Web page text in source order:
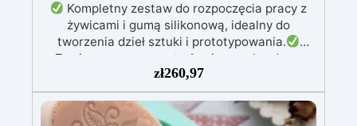
Kompletny zestaw do rozpoczęcia pracy z
żywicami i gumą silikonową, idealny do
tworzenia dzieł sztuki i prototypowania.
Zawiera przezroczystą żywicę epoksydową
(800g) do wlewania, możliwą do barwienia
według uznania.
Zawiera białą żywicę
poliuretanową (1000g), którą można barwić
zł260,97